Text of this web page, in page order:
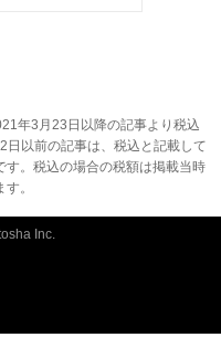
年3月23日以降の記事より税込
日以前の記事は、税込と記載して
。 税込の場合の税額は掲載当時
。
Inc.